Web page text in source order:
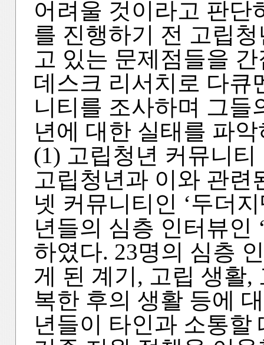
어려울 것이라고 판단
를 진행하기 전 고립
고 있는 문제점들을
데스크 리서치로 다큐
니티를 조사하며 그들
년에 대한 실태를 파
(1) 고립청년 커뮤니
고립청년과 이와 관련
넷 커뮤니티인 ‘두더
년들의 심층 인터뷰인
하였다. 23명의 심층
게 된 계기, 고립 생활,
복한 후의 생활 등에
년들이 타인과 소통할